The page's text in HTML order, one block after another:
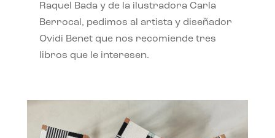
Raquel Bada y de la ilustradora Carla
Berrocal, pedimos al artista y diseñador
Ovidi Benet que nos recomiende tres
libros que le interesen.